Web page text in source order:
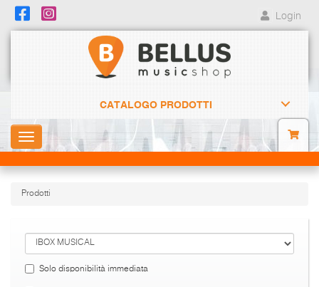
Login
CATALOGO PRODOTTI
Toggle
navigation
Prodotti
Solo disponibilità immediata